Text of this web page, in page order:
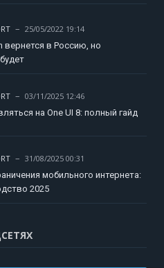
25/05/2022 19:14
вернется в Россию, но
03/11/2025 12:46
на One UI 8: полный гайд
31/08/2025 00:31
мобильного интернета:
2025